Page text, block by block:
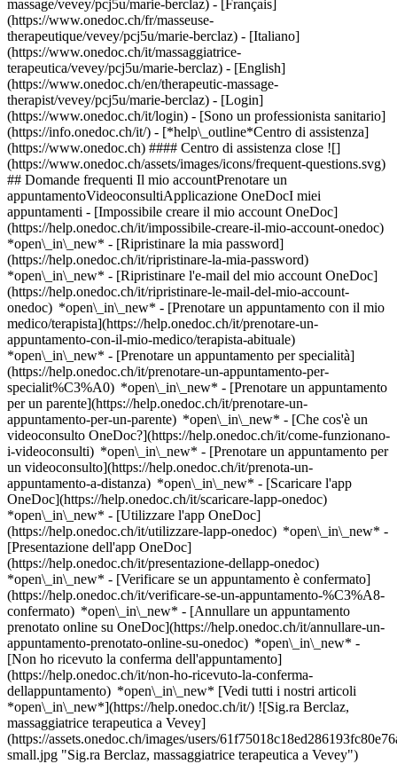
massage/vevey/pcj5u/marie-berclaz) - [Français]
(https://www.onedoc.ch/fr/masseuse-
therapeutique/vevey/pcj5u/marie-berclaz) - [Italiano]
(https://www.onedoc.ch/it/massaggiatrice-
terapeutica/vevey/pcj5u/marie-berclaz) - [English]
(https://www.onedoc.ch/en/therapeutic-massage-
therapist/vevey/pcj5u/marie-berclaz) - [Login]
(https://www.onedoc.ch/it/login) - [Sono un professionista sanitario]
(https://info.onedoc.ch/it/) - [*help\_outline*Centro di assistenza]
(https://www.onedoc.ch) #### Centro di assistenza close ![]
(https://www.onedoc.ch/assets/images/icons/frequent-questions.svg)
## Domande frequenti Il mio accountPrenotare un
appuntamentoVideoconsultiApplicazione OneDocI miei
appuntamenti - [Impossibile creare il mio account OneDoc]
(https://help.onedoc.ch/it/impossibile-creare-il-mio-account-onedoc)
*open\_in\_new* - [Ripristinare la mia password]
(https://help.onedoc.ch/it/ripristinare-la-mia-password)
*open\_in\_new* - [Ripristinare l'e-mail del mio account OneDoc]
(https://help.onedoc.ch/it/ripristinare-le-mail-del-mio-account-
onedoc) *open\_in\_new* - [Prenotare un appuntamento con il mio
medico/terapista](https://help.onedoc.ch/it/prenotare-un-
appuntamento-con-il-mio-medico/terapista-abituale)
*open\_in\_new* - [Prenotare un appuntamento per specialità]
(https://help.onedoc.ch/it/prenotare-un-appuntamento-per-
specialit%C3%A0) *open\_in\_new* - [Prenotare un appuntamento
per un parente](https://help.onedoc.ch/it/prenotare-un-
appuntamento-per-un-parente) *open\_in\_new* - [Che cos'è un
videoconsulto OneDoc?](https://help.onedoc.ch/it/come-funzionano-
i-videoconsulti) *open\_in\_new* - [Prenotare un appuntamento per
un videoconsulto](https://help.onedoc.ch/it/prenota-un-
appuntamento-a-distanza) *open\_in\_new* - [Scaricare l'app
OneDoc](https://help.onedoc.ch/it/scaricare-lapp-onedoc)
*open\_in\_new* - [Utilizzare l'app OneDoc]
(https://help.onedoc.ch/it/utilizzare-lapp-onedoc) *open\_in\_new* -
[Presentazione dell'app OneDoc]
(https://help.onedoc.ch/it/presentazione-dellapp-onedoc)
*open\_in\_new* - [Verificare se un appuntamento è confermato]
(https://help.onedoc.ch/it/verificare-se-un-appuntamento-%C3%A8-
confermato) *open\_in\_new* - [Annullare un appuntamento
prenotato online su OneDoc](https://help.onedoc.ch/it/annullare-un-
appuntamento-prenotato-online-su-onedoc) *open\_in\_new* -
[Non ho ricevuto la conferma dell'appuntamento]
(https://help.onedoc.ch/it/non-ho-ricevuto-la-conferma-
dellappuntamento) *open\_in\_new* [Vedi tutti i nostri articoli
*open\_in\_new*](https://help.onedoc.ch/it/) ![Sig.ra Berclaz,
massaggiatrice terapeutica a Vevey]
(https://assets.onedoc.ch/images/users/
small.jpg "Sig.ra Berclaz, massaggiatrice terapeutica a Vevey")